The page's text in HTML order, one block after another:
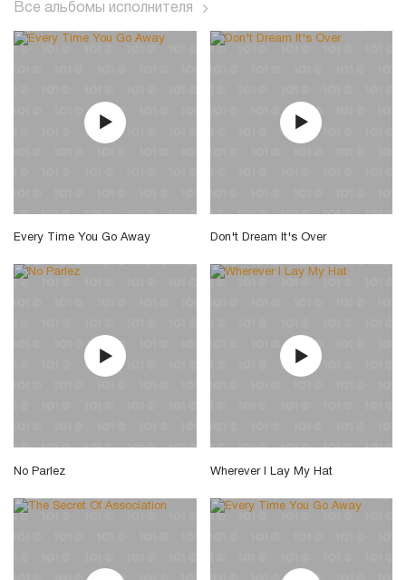
Все альбомы исполнителя
Every Time You Go Away Don't Dream It's Over
No Parlez Wherever I Lay My Hat